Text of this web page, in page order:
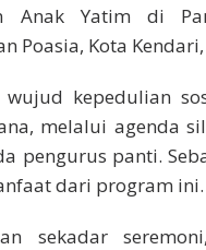
Anak Yatim di
Poasia, Kota
kepedulian
melalui agenda
pengurus panti.
dari program ini.
sekadar